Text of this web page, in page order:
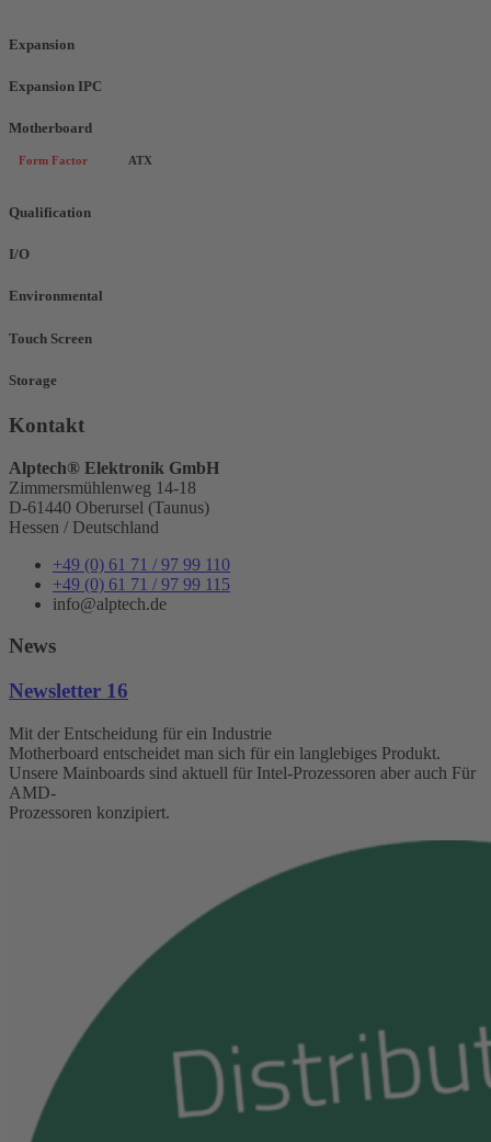
Expansion
Expansion IPC
Motherboard
Form Factor ATX
Qualification
I/O
Environmental
Touch Screen
Storage
Kontakt
Alptech® Elektronik GmbH
Zimmersmühlenweg 14-18
D-61440 Oberursel (Taunus)
Hessen / Deutschland
+49 (0) 61 71 / 97 99 110
+49 (0) 61 71 / 97 99 115
info@alptech.de
News
Newsletter 16
Mit der Entscheidung für ein Industrie
Motherboard entscheidet man sich für ein langlebiges Produkt.
Unsere Mainboards sind aktuell für Intel-Prozessoren aber auch Für
AMD-
Prozessoren konzipiert.